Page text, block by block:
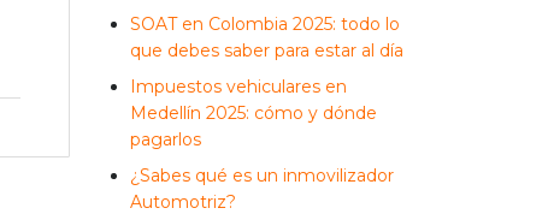
SOAT en Colombia 2025: todo lo
que debes saber para estar al día
Impuestos vehiculares en
Medellín 2025: cómo y dónde
pagarlos
¿Sabes qué es un inmovilizador
Automotriz?